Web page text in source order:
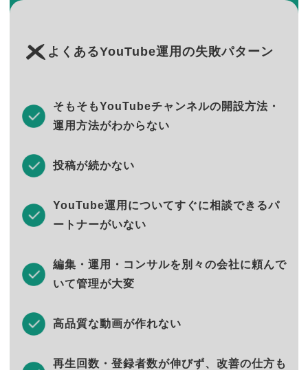
よくあるYouTube運用の失敗パターン
そもそもYouTubeチャンネルの開設方法・
運用方法がわからない
投稿が続かない
YouTube運用についてすぐに相談できるパ
ートナーがいない
編集・運用・コンサルを別々の会社に頼んで
いて管理が大変
高品質な動画が作れない
再生回数・登録者数が伸びず、改善の仕方も